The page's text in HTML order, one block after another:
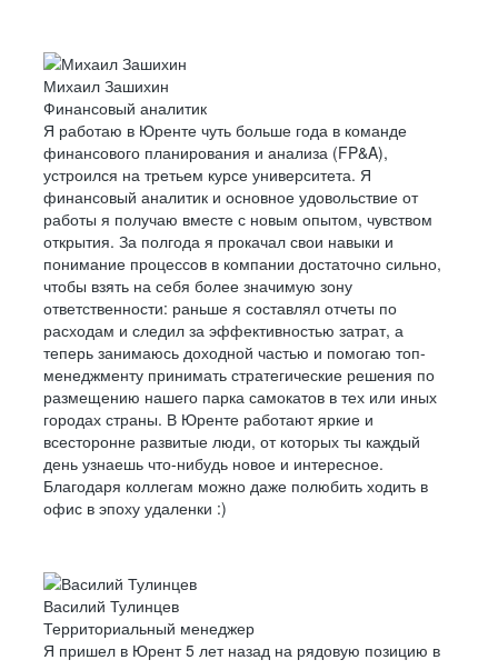
Михаил Зашихин
Финансовый аналитик
Я работаю в Юренте чуть больше года в команде
финансового планирования и анализа (FP&A),
устроился на третьем курсе университета. Я
финансовый аналитик и основное удовольствие от
работы я получаю вместе с новым опытом, чувством
открытия. За полгода я прокачал свои навыки и
понимание процессов в компании достаточно сильно,
чтобы взять на себя более значимую зону
ответственности: раньше я составлял отчеты по
расходам и следил за эффективностью затрат, а
теперь занимаюсь доходной частью и помогаю топ-
менеджменту принимать стратегические решения по
размещению нашего парка самокатов в тех или иных
городах страны. В Юренте работают яркие и
всесторонне развитые люди, от которых ты каждый
день узнаешь что-нибудь новое и интересное.
Благодаря коллегам можно даже полюбить ходить в
офис в эпоху удаленки :)
Василий Тулинцев
Территориальный менеджер
Я пришел в Юрент 5 лет назад на рядовую позицию в